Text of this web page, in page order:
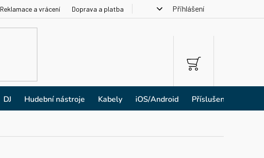
Reklamace a vrácení Doprava a platba Přihlášení
NÁKUPNÍ
KOŠÍK
DJ Hudební nástroje Kabely iOS/Android Příslušenství